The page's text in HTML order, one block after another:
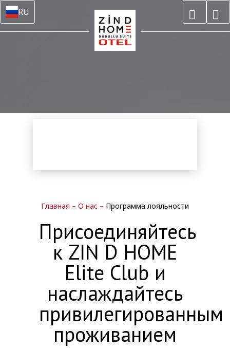
RU
Главная – О нас – Программа лояльности
Присоединяйтесь
к ZIN D HOME
Elite Club и
наслаждайтесь
привилегированным
проживанием